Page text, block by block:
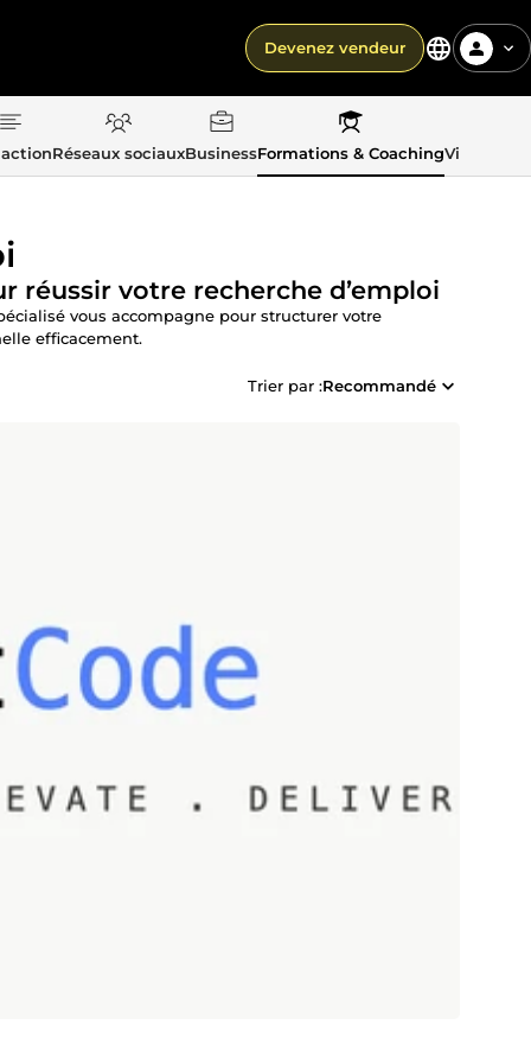
Devenez vendeur
Réseaux sociauxBusinessFormations & CoachingVie
réussir votre recherche d’emploi
vous accompagne pour structurer votre
efficacement.
Trier par :Recommandé